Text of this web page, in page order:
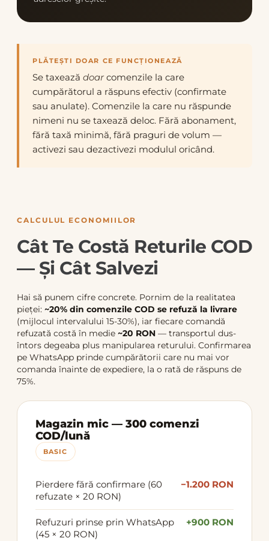
PLĂTEȘTI DOAR CE FUNCȚIONEAZĂ
Se taxează doarcomenzile la care
cumpărătorul a răspuns efectiv (confirmate
sau anulate). Comenzile la care nu răspunde
nimeni nu se taxează deloc. Fără abonament,
fără taxă minimă, fără praguri de volum —
activezi sau dezactivezi modulul oricând.
CALCULUL ECONOMIILOR
Cât Te Costă Returile COD
— Și Cât Salvezi
Hai să punem cifre concrete. Pornim de la realitatea
pieței: ~20% din comenzile COD se refuză la livrare
(mijlocul intervalului 15-30%), iar fiecare comandă
refuzată costă în medie ~20 RON — transportul dus-
întors degeaba plus manipularea returului. Confirmarea
pe WhatsApp prinde cumpărătorii care nu mai vor
comanda înainte de expediere, la o rată de răspuns de
75%.
Magazin mic — 300 comenzi
COD/lună
BASIC
Pierdere fără confirmare (60
refuzate × 20 RON)
−1.200 RON
Refuzuri prinse prin WhatsApp
(45 × 20 RON)
+900 RON